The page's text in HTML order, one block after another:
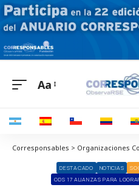
Aa
DESTACADO NOTICIAS
ODS 17 ALIANZAS PARA